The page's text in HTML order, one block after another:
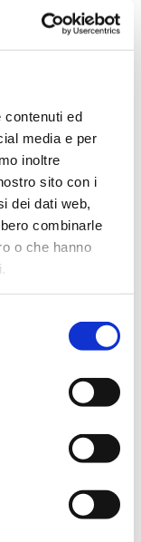
contenuti ed
media e per
inoltre
sito con i
dei dati web,
combinarle
o che hanno